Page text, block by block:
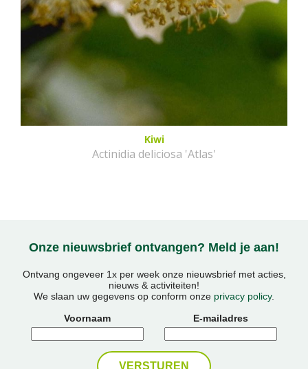
Kiwi
Actinidia deliciosa 'Atlas'
Onze nieuwsbrief ontvangen? Meld je aan!
Ontvang ongeveer 1x per week onze nieuwsbrief met acties,
nieuws & activiteiten!
We slaan uw gegevens op conform onze privacy policy.
Voornaam
E-mailadres